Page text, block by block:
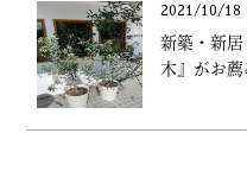
2021/10/18
新築・新
木』がお薦